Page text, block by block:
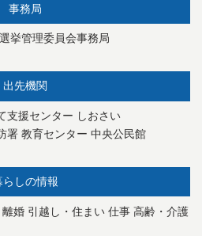
事務局
選挙管理委員会事務局
出先機関
支援センター しおさい
署 教育センター 中央公民館
らしの情報
離婚 引越し・住まい 仕事 高齢・介護